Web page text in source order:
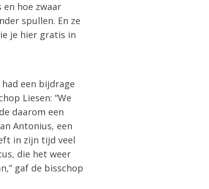
hoe zwaar
spullen. En ze
je hier gratis in
een bijdrage
Liesen: “We
daarom een
Antonius, een
in zijn tijd veel
die het weer
gaf de bisschop